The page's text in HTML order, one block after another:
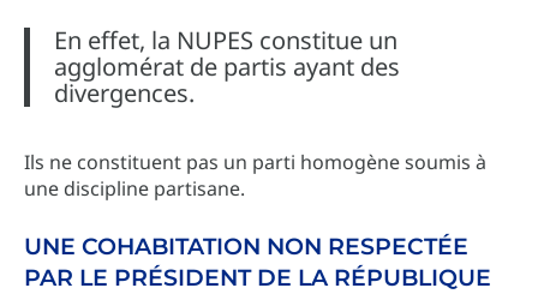
En effet, la NUPES constitue un
agglomérat de partis ayant des
divergences.
Ils ne constituent pas un parti homogène soumis à
une discipline partisane.
UNE COHABITATION NON RESPECTÉE
PAR LE PRÉSIDENT DE LA RÉPUBLIQUE